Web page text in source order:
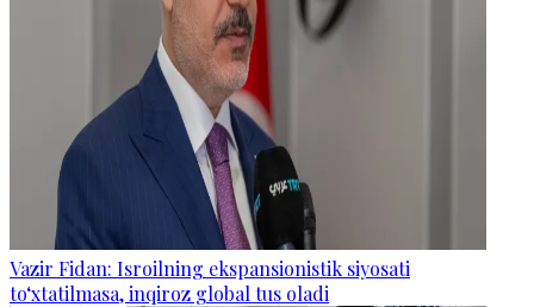
Vazir Fidan: Isroilning ekspansionistik siyosati
to‘xtatilmasa, inqiroz global tus oladi